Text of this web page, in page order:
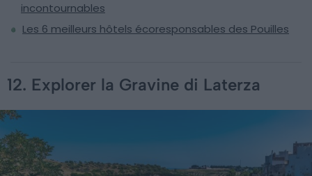
incontournables
Les 6 meilleurs hôtels écoresponsables des Pouilles
12. Explorer la Gravine di Laterza